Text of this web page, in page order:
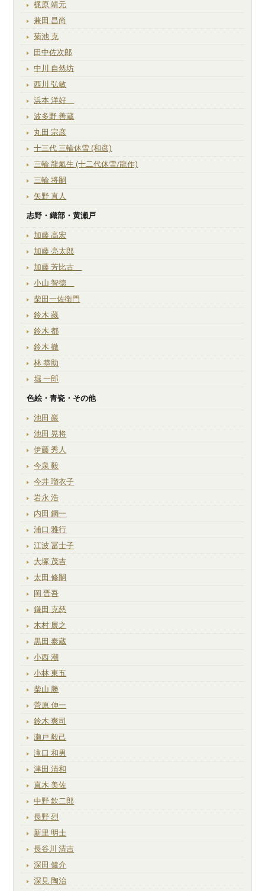
梶原 靖元
兼田 昌尚
菊池 克
田中佐次郎
中川 自然坊
西川 弘敏
浜本 洋好
波多野 善蔵
丸田 宗彦
十三代 三輪休雪 (和彦)
三輪 龍氣生 (十二代休雪/龍作)
三輪 将嗣
矢野 直人
志野・織部・黄瀬戸
加藤 高宏
加藤 亮太郎
加藤 芳比古
小山 智徳
柴田一佐衛門
鈴木 藏
鈴木 都
鈴木 徹
林 恭助
堀 一郎
色絵・青瓷・その他
池田 巖
池田 晃将
伊藤 秀人
今泉 毅
今井 瑠衣子
岩永 浩
内田 鋼一
浦口 雅行
江波 冨士子
大塚 茂吉
太田 修嗣
岡 晋吾
鎌田 克慈
木村 展之
黒田 泰蔵
小西 潮
小林 東五
柴山 勝
菅原 伸一
鈴木 爽司
瀬戸 毅己
滝口 和男
津田 清和
直木 美佐
中野 欽二郎
長野 烈
新里 明士
長谷川 清吉
深田 健介
深見 陶治